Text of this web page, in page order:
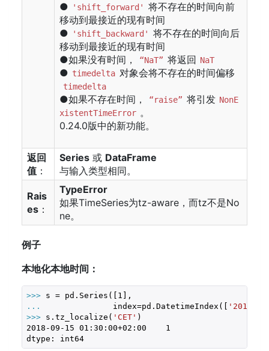
●
'shift_forward'
将不存在的时间向前
移动到最接近的现有时间
●
'shift_backward'
将不存在的时间向后
移动到最接近的现有时间
●如果没有时间，
“NaT” 将返回 NaT
● timedelta 对象会将不存在的时间偏移
timedelta
●如果不存在时间， “raise” 将引发 NonE
xistentTimeError 。
0.24.0版中的新功能。
返回
值 ：
Series 或 DataFrame
与输入类型相同。
Rais
es ：
TypeError
如果TimeSeries为tz-aware，而tz不是No
ne。
例子
本地化本地时间：
>>> s = pd.Series([ 1
...
              index=pd.DatetimeIndex([
'2018-
>>> s.tz_localize( 'CET'
2018 -09 -15 01 : 30 : 00+02 : 00
1
dtype: int64